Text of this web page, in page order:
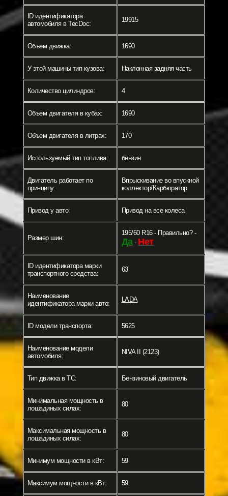
ID идентификатора
автомобиля в TecDoc:
19915
Объем движка: 1690
У этой машины тип кузова: Наклонная задняя часть
Количество цилиндров: 4
Объем двигателя в кубах: 1690
Объем двигателя в литрах: 170
Используемый тип топлива: бензин
Двигатель работает по
принципу:
Впрыскивание во впускной
коллектор/Карбюратор
Привод у авто: Привод на все колеса
Размер шин:
195/60 R16 - Правильно? -
Да- Нет
ID идентификатора марки
транспортного средства:
63
Наименование
идентификатора марки авто:
LADA
ID модели транспорта: 5625
Наименование модели
автомобиля:
NIVA II (2123)
Тип движка в ТС: Бензиновый двигатель
Минимальная мощность в
лошадиных силах:
80
Максимальная мощность в
лошадиных силах:
80
Минимум мощности в кВт: 59
Максимум мощности в кВт: 59